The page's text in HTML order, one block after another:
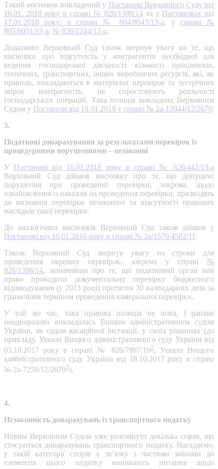
Такий висновок викладений у Постанові Верховного Суду від
16.01. 2018 року в справі № 826/1398/14 та у Постановах від
17.01.2018 року: в справі № 804/8943/13-а, у справі №
805/6031/13-а, № 826/1244/13-а.
Додатково Верховний Суд також звернув увагу на те, що
висновки про відсутність у контрагентів необхідної для
ведення господарської діяльності кількості працівників,
технічних, транспортних, інших виробничих ресурсів, які, як
правило, викладаються в матеріалах перевірок та зустрічних
звірок контрагентів, не спростовують реальності
господарських операцій. Така позиція викладена Верховним
Судом у Постанові від 18.01.2018 у справі № 2а-13944/12/2670.
3.
Податкові донарахування за результатами перевірок із
процедурними порушеннями – незаконні
У Постанові від 16.01.2018 року в справі № 826/442/13-а
Верховний Суд дійшов висновку про те, що допущені
порушення при проведенні перевірки, зокрема, щодо
ознайомлення із наказом на проведення перевірки, призводять
до визнання перевірки незаконної та відсутності правових
наслідків такої перевірки.
До аналогічних висновків Верховний Суд також дійшов у
Постанові від 16.01.2016 року в справі № 2а/1570/4582/11 .
Також Верховний Суд звернув увагу на строки для
проведення окремих перевірок, зокрема у справі №
826/1398/14, зазначивши про те, що податковий орган мав
право проводити документальну перевірку бюджетного
відшкодування (у 2013 році) протягом 30 календарних днів за
граничним терміном проведення камеральної перевірки.
У той же час, така правова позиція не нова, і раніше
неодноразово викладалась Вищим адміністративним судом
України, як судом касаційної інстанції, у своїх рішеннях (до
прикладу, Ухвала Вищого адміністративного суду України від
03.10.2017 року в справі № 826/7997/162, Ухвала Вищого
адміністративного суду України від 18.10.2017 року в справі
№ 2а-7259/12/26703).
4.
Незаконність донарахувань із транспортного податку
Новим Верховним Судом уже розглянуто декілька справ, що
стосуються донарахувань транспортного податку. Нагадаємо,
у такій категорії спорів у зв’язку з частими змінами до
елементів цього податку виникають питання щодо